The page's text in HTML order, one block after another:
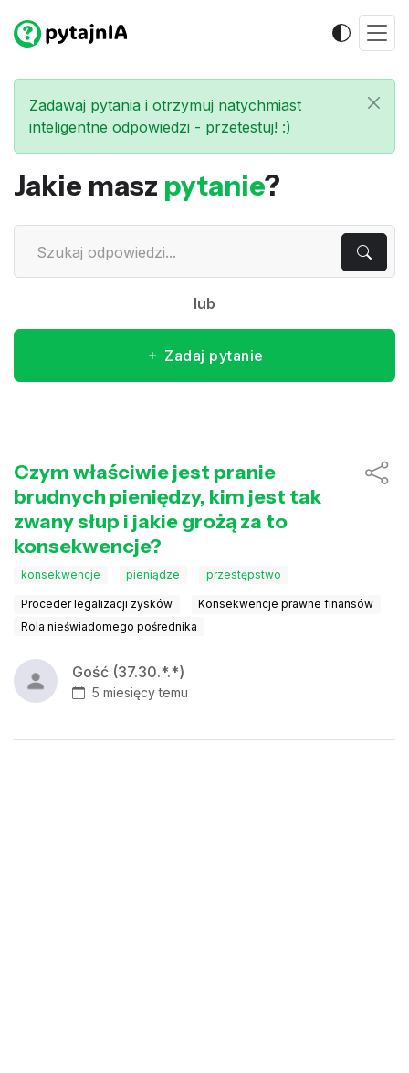
Zadawaj pytania i otrzymuj natychmiast
inteligentne odpowiedzi - przetestuj! :)
Jakie masz pytanie?
lub
Zadaj pytanie
Czym właściwie jest pranie
brudnych pieniędzy, kim jest tak
zwany słup i jakie grożą za to
konsekwencje?
konsekwencje pieniądze przestępstwo
Proceder legalizacji zysków
Konsekwencje prawne finansów
Rola nieświadomego pośrednika
Gość (37.30.*.*)
5 miesięcy temu